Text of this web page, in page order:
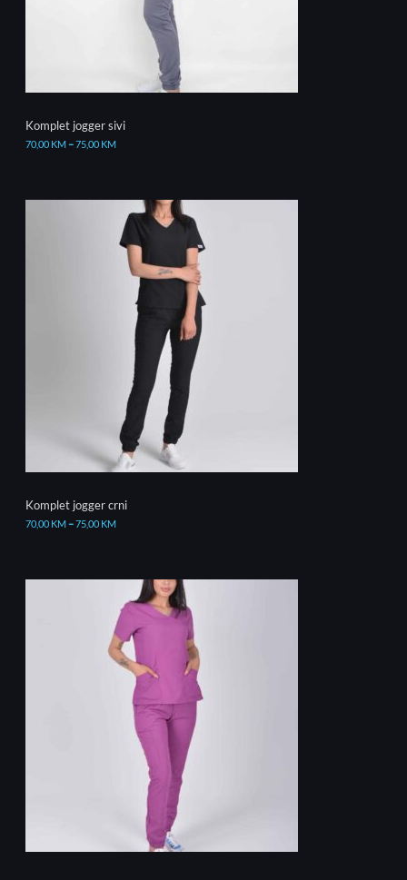
Komplet jogger sivi
70,00 KM–75,00 KM
Komplet jogger crni
70,00 KM–75,00 KM